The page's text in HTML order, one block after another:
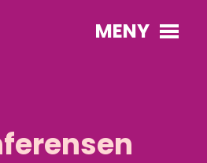
MENY